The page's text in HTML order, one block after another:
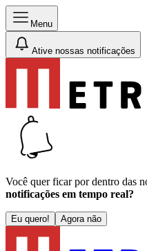
Menu
Ative nossas notificações
Você quer ficar por dentro das
notificações em tempo real?
Eu quero! Agora não